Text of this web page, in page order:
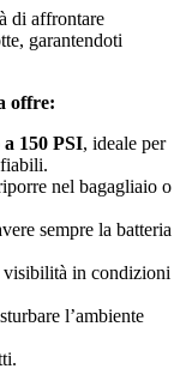
di affrontare
garantendoti
offre:
150 PSI, ideale per
nel bagagliaio o
sempre la batteria
in condizioni
l’ambiente